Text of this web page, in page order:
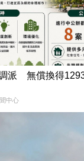
派 無償換得
中心